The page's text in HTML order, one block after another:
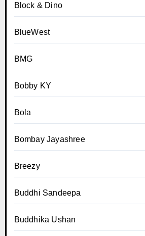
Block & Dino
BlueWest
BMG
Bobby KY
Bola
Bombay Jayashree
Breezy
Buddhi Sandeepa
Buddhika Ushan